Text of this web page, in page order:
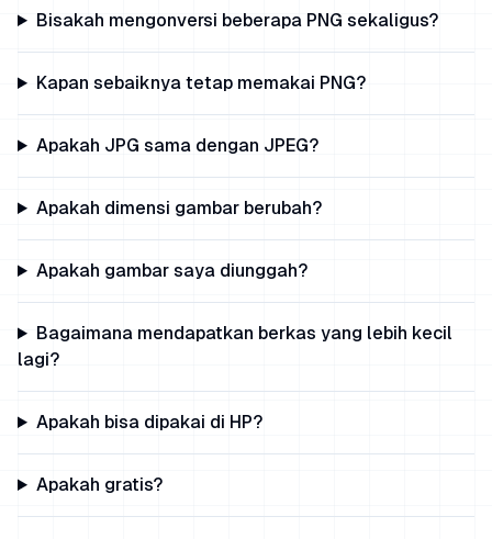
Bisakah mengonversi beberapa PNG sekaligus?
Kapan sebaiknya tetap memakai PNG?
Apakah JPG sama dengan JPEG?
Apakah dimensi gambar berubah?
Apakah gambar saya diunggah?
Bagaimana mendapatkan berkas yang lebih kecil
lagi?
Apakah bisa dipakai di HP?
Apakah gratis?